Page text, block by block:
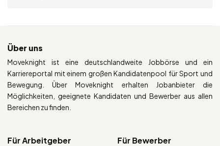
Über uns
Moveknight ist eine deutschlandweite Jobbörse und ein
Karriereportal mit einem großen Kandidatenpool für Sport und
Bewegung. Über Moveknight erhalten Jobanbieter die
Möglichkeiten, geeignete Kandidaten und Bewerber aus allen
Bereichen zu finden.
Für Arbeitgeber Für Bewerber